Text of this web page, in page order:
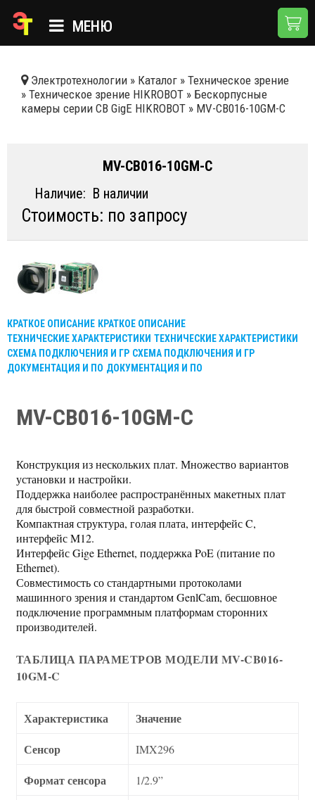
МЕНЮ
КАТАЛОГ
НОВОСТИ
ДОСТАВКА И ОПЛАТА
КОНТАКТЫ
Электротехнологии » Каталог » Техническое зрение
» Техническое зрение HIKROBOT » Бескорпусные
камеры серии CB GigE HIKROBOT » MV-CB016-10GM-C
MV-CB016-10GM-C
Наличие: В наличии
Стоимость: по запросу
КРАТКОЕ ОПИСАНИЕ КРАТКОЕ ОПИСАНИЕ
ТЕХНИЧЕСКИЕ ХАРАКТЕРИСТИКИ ТЕХНИЧЕСКИЕ ХАРАКТЕРИСТИКИ
СХЕМА ПОДКЛЮЧЕНИЯ И ГР СХЕМА ПОДКЛЮЧЕНИЯ И ГР
ДОКУМЕНТАЦИЯ И ПО ДОКУМЕНТАЦИЯ И ПО
MV-CB016-10GM-C
Конструкция из нескольких плат. Множество вариантов
установки и настройки.
Поддержка наиболее распространённых макетных плат
для быстрой совместной разработки.
Компактная структура, голая плата, интерфейс C,
интерфейс M12.
Интерфейс Gige Ethernet, поддержка PoE (питание по
Ethernet).
Совместимость со стандартными протоколами
машинного зрения и стандартом GenlCam, бесшовное
подключение программным платформам сторонних
производителей.
ТАБЛИЦА ПАРАМЕТРОВ МОДЕЛИ MV-CB016-
10GM-C
Характеристика
Значение
Сенсор
IMX296
Формат сенсора 1/2.9”